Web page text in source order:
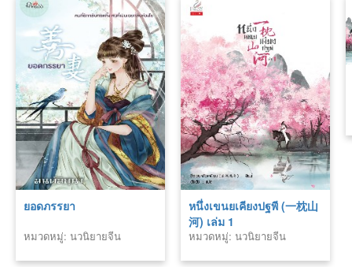
ยอดภรรยา
หมวดหมู่: นวนิยายจีน
หนึ่งเขนยเคียงปฐพี (一枕山
河) เล่ม 1
หมวดหมู่: นวนิยายจีน